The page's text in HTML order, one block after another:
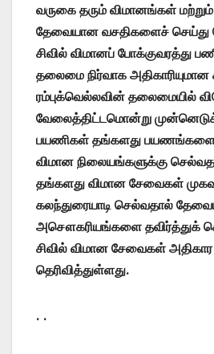
வருகை தரும் விமானங்கள்
தேவையான வசதிகளைச் செய்து
சிவில் விமானப் போக்குவரத்து
தலைமை நிர்வாக
ரம்புக்வெல்லவின் தலைமையில்
வேலைத்திட்டமொன்று
பயணிகள் தங்களது
விமான நிலையங்களுக்கு
தங்களது விமான சேவைகள்
கலந்துரையாடி செல்வதால்
அசௌகரியங்களை தவிர்த்துக்
சிவில் விமான சேவைகள்
தெரிவித்துள்ளது.
. .